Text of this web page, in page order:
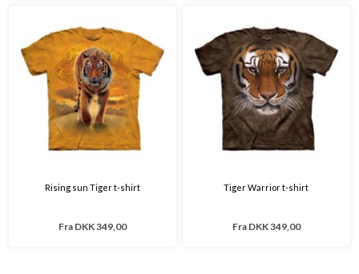
Rising sun Tiger t-shirt
Fra DKK 349,00
Tiger Warrior t-shirt
Fra DKK 349,00